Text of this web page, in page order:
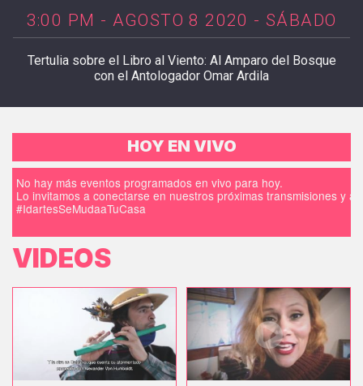
3:00 PM - AGOSTO 8 2020 - SÁBADO
Tertulia sobre el Libro al Viento: Al Amparo del Bosque
con el Antologador Omar Ardila
HOY EN VIVO
No hay más eventos programados en vivo para hoy.
Lo invitamos a conectarse en nuestros próximas transmisiones y
#IdartesSeMudaaTuCasa
VIDEOS